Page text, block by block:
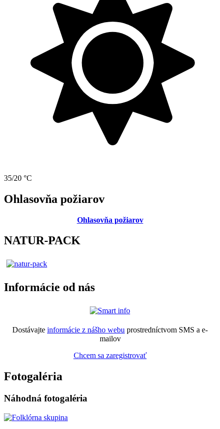
35/20 °C
Ohlasovňa požiarov
Ohlasovňa požiarov
NATUR-PACK
Informácie od nás
Dostávajte informácie z nášho webu prostredníctvom SMS a e-
mailov
Chcem sa zaregistrovať
Fotogaléria
Náhodná fotogaléria